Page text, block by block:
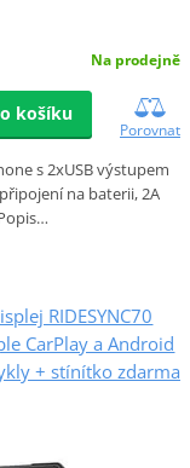
Na prodejně
košíku
Porovnat
s 2xUSB výstupem
na baterii, 2A
RIDESYNC70
CarPlay a Android
+ stínítko zdarma